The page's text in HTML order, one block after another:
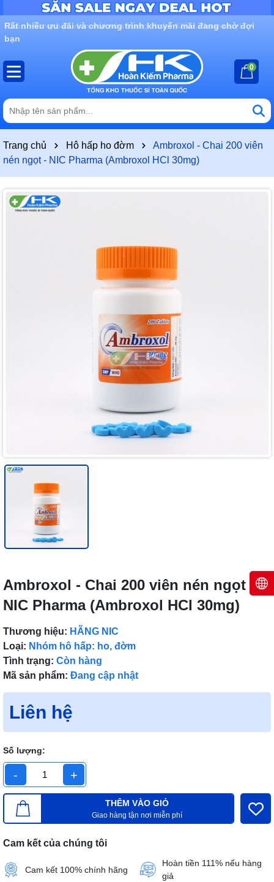
Rất nhiều ưu đãi và chương trình khuyến mãi đang chờ đợi
bạn
0
Trang chủ Hô hấp ho đờm
Ambroxol - Chai 200 viên
nén ngọt - NIC Pharma (Ambroxol HCl 30mg)
Ambroxol - Chai 200 viên nén ngọt -
NIC Pharma (Ambroxol HCl 30mg)
Thương hiệu: HÃNG NIC
Loại: Nhóm hô hấp: ho, đờm
Tình trạng: Còn hàng
Mã sản phẩm: Đang cập nhật
Liên hệ
Số lượng:
- +
THÊM VÀO GIỎ
Giao hàng tận nơi miễn phí
Cam kết của chúng tôi
Cam kết 100% chính hãng
Hoàn tiền 111% nếu hàng
giả